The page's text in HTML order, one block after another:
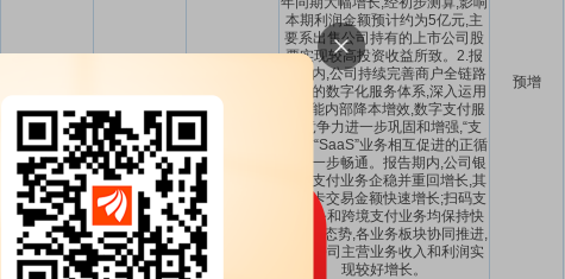
～-116.88%
本期利润金额预计约为5亿元,主
要系出售公司持有的上市公司股
票实现较高投资收益所致。2.报
告期内,公司持续完善商户全链路
经营的数字化服务体系,深入运用
AI赋能内部降本增效,数字支付服
务竞争力进一步巩固和增强,“支
付”与“SaaS”业务相互促进的正循
环进一步畅通。报告期内,公司银
行卡支付业务企稳并重回增长,其
中外卡交易金额快速增长;扫码支
付业务和跨境支付业务均保持快
速增长态势,各业务板块协同推进,
推动公司主营业务收入和利润实
现较好增长。
预增